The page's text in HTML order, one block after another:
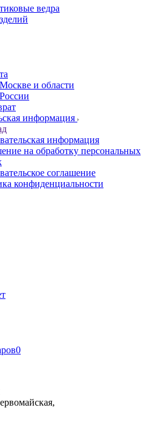
ведра
и области
информация
информация
на обработку персональных
соглашение
конфиденциальности
0